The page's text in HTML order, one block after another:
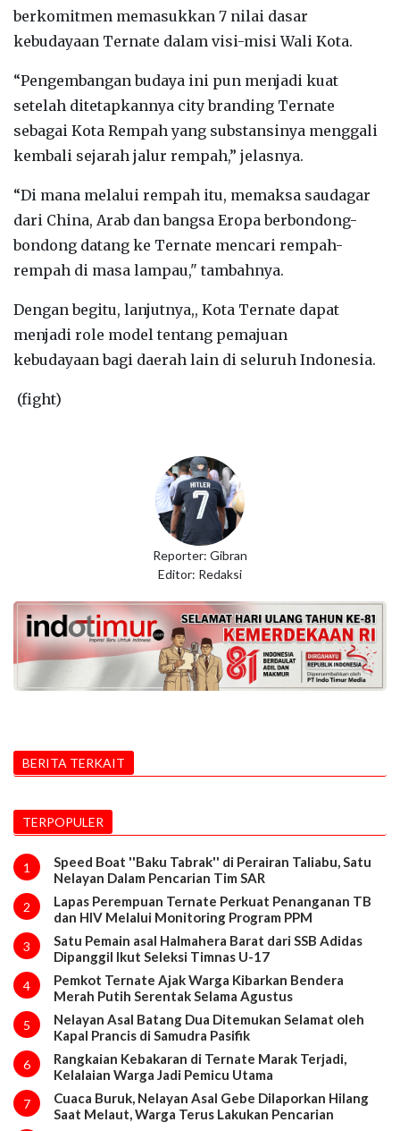
berkomitmen memasukkan 7 nilai dasar
kebudayaan Ternate dalam visi-misi Wali Kota.
“Pengembangan budaya ini pun menjadi kuat
setelah ditetapkannya city branding Ternate
sebagai Kota Rempah yang substansinya menggali
kembali sejarah jalur rempah,” jelasnya.
“Di mana melalui rempah itu, memaksa saudagar
dari China, Arab dan bangsa Eropa berbondong-
bondong datang ke Ternate mencari rempah-
rempah di masa lampau," tambahnya.
Dengan begitu, lanjutnya,, Kota Ternate dapat
menjadi role model tentang pemajuan
kebudayaan bagi daerah lain di seluruh Indonesia.
(fight)
Reporter: Gibran
Editor: Redaksi
BERITA TERKAIT
TERPOPULER
1
Speed Boat ''Baku Tabrak'' di Perairan Taliabu, Satu
Nelayan Dalam Pencarian Tim SAR
2
Lapas Perempuan Ternate Perkuat Penanganan TB
dan HIV Melalui Monitoring Program PPM
3
Satu Pemain asal Halmahera Barat dari SSB Adidas
Dipanggil Ikut Seleksi Timnas U-17
4
Pemkot Ternate Ajak Warga Kibarkan Bendera
Merah Putih Serentak Selama Agustus
5
Nelayan Asal Batang Dua Ditemukan Selamat oleh
Kapal Prancis di Samudra Pasifik
6
Rangkaian Kebakaran di Ternate Marak Terjadi,
Kelalaian Warga Jadi Pemicu Utama
7
Cuaca Buruk, Nelayan Asal Gebe Dilaporkan Hilang
Saat Melaut, Warga Terus Lakukan Pencarian